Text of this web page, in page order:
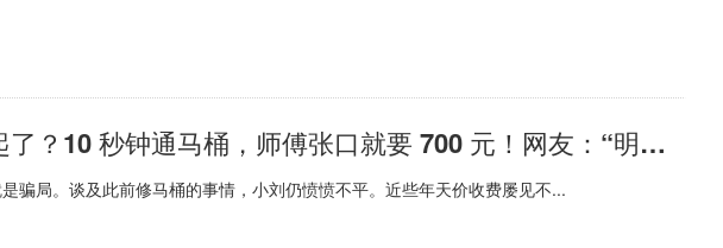
焦点滚动:马桶都修不起了？10 秒钟通马桶，师傅张口就要 700 元！网友：“明明可以抢的，还帮我疏通了下马桶”
骗局。谈及此前修马桶的事情，小刘仍愤愤不平。近些年天价收费屡见不...